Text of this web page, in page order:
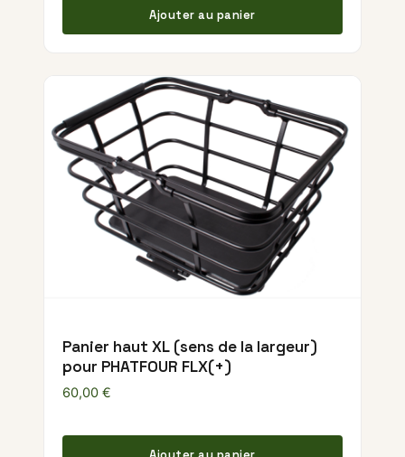
Ajouter au panier
Panier haut XL (sens de la largeur)
pour PHATFOUR FLX(+)
60,00 €